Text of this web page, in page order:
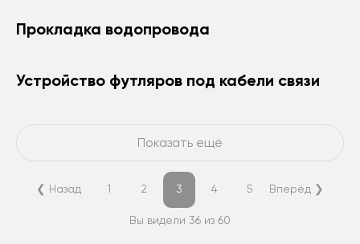
Прокладка водопровода
Устройство футляров под кабели связи
Показать ещё
❮ Назад 1 2 3 4 5 Вперёд ❯
Вы видели 36 из 60